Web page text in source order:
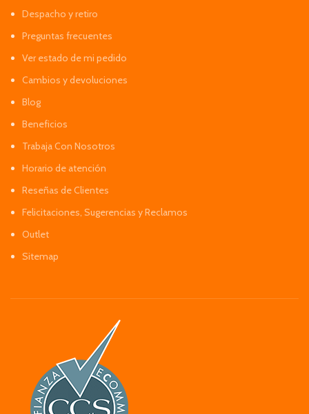
Despacho y retiro
Preguntas frecuentes
Ver estado de mi pedido
Cambios y devoluciones
Blog
Beneficios
Trabaja Con Nosotros
Horario de atención
Reseñas de Clientes
Felicitaciones, Sugerencias y Reclamos
Outlet
Sitemap